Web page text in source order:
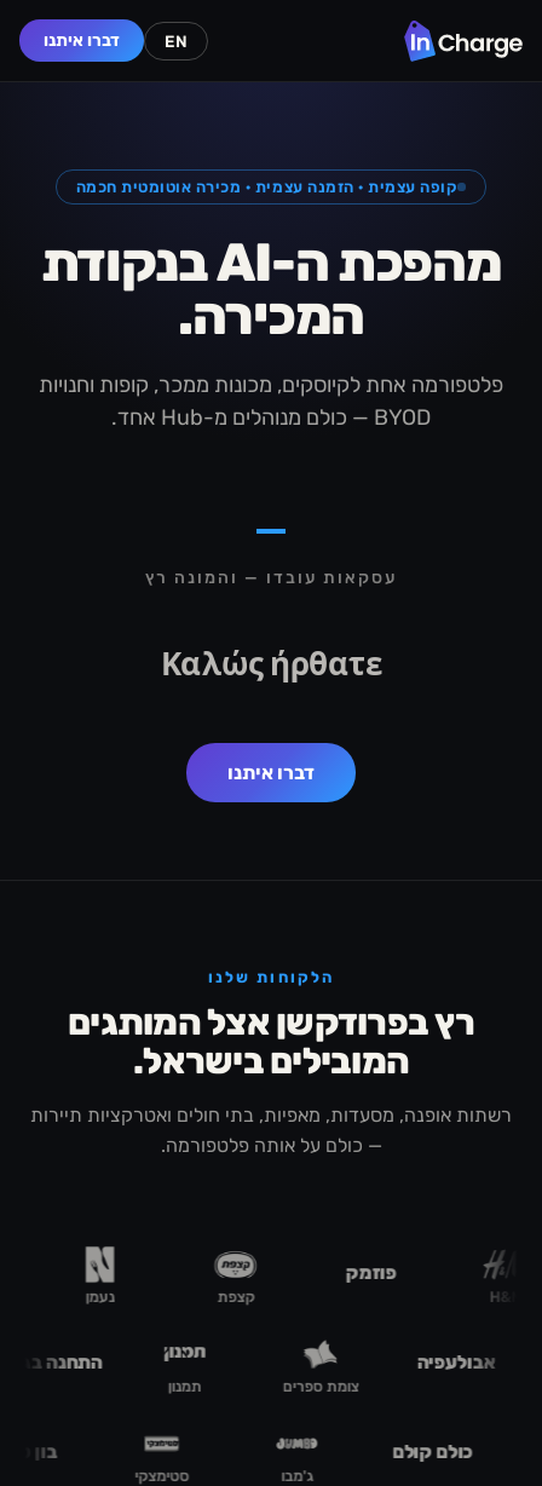
EN דברו איתנו
קופה עצמית · הזמנה עצמית · מכירה אוטומטית חכמה
מהפכת ה-AI בנקודת
המכירה.
פלטפורמה אחת לקיוסקים, מכונות ממכר, קופות וחנויות
BYOD — כולם מנוהלים מ-Hub אחד.
—
עסקאות עובדו — והמונה רץ
Hoş geldiniz
דברו איתנו
הלקוחות שלנו
רץ בפרודקשן אצל המותגים
המובילים בישראל.
רשתות אופנה, מסעדות, מאפיות, בתי חולים ואטרקציות תיירות
— כולם על אותה פלטפורמה.
נעמן קצפת
פוזמק
H&M
התחנה בגושן
תמנון צומת ספרים
אבולעפיה
בון
סטימצקי ג'מבו
כולם קולם